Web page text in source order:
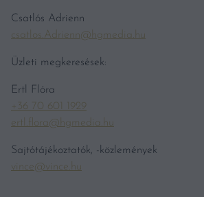
Csatlós Adrienn
csatlos.Adrienn@hgmedia.hu
Üzleti megkeresések:
Ertl Flóra
+36 70 601 1929
ertl.flora@hgmedia.hu
Sajtótájékoztatók, -közlemények
vince@vince.hu